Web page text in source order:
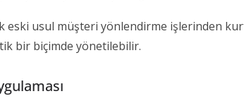
eski usul müşteri yönlendirme işlerinden
bir biçimde yönetilebilir.